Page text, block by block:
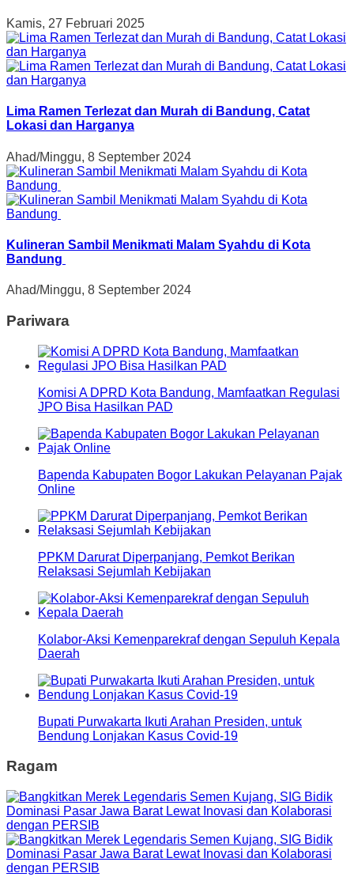
Kamis, 27 Februari 2025
Lima Ramen Terlezat dan Murah di Bandung, Catat
Lokasi dan Harganya
Ahad/Minggu, 8 September 2024
Kulineran Sambil Menikmati Malam Syahdu di Kota
Bandung
Ahad/Minggu, 8 September 2024
Pariwara
Komisi A DPRD Kota Bandung, Mamfaatkan Regulasi
JPO Bisa Hasilkan PAD
Bapenda Kabupaten Bogor Lakukan Pelayanan Pajak
Online
PPKM Darurat Diperpanjang, Pemkot Berikan
Relaksasi Sejumlah Kebijakan
Kolabor-Aksi Kemenparekraf dengan Sepuluh Kepala
Daerah
Bupati Purwakarta Ikuti Arahan Presiden, untuk
Bendung Lonjakan Kasus Covid-19
Ragam